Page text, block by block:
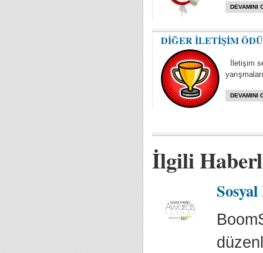
DEVAMINI
DİĞER İLETİŞİM
İletişim
DEVAMINI
İlgili